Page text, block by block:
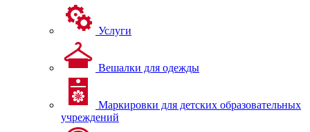
Услуги
Вешалки для одежды
Маркировки для детских образовательных
учреждений